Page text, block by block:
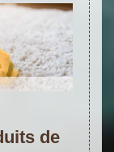
de